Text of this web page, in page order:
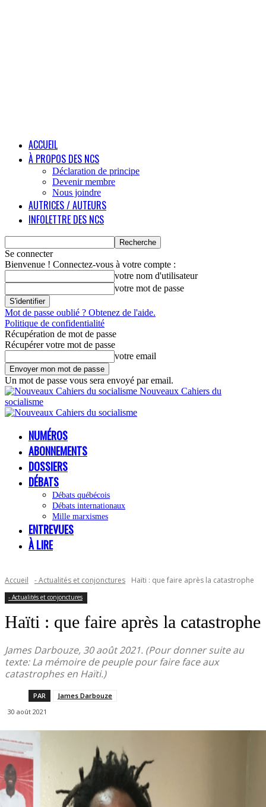
ACCUEIL
À PROPOS DES NCS
Déclaration de principe
Devenir membre
Nous joindre
AUTRICES / AUTEURS
INFOLETTRE DES NCS
Se connecter
Bienvenue ! Connectez-vous à votre compte :
votre nom d'utilisateur
votre mot de passe
Mot de passe oublié ? Obtenez de l'aide.
Politique de confidentialité
Récupération de mot de passe
Récupérer votre mot de passe
votre email
Un mot de passe vous sera envoyé par email.
Nouveaux Cahiers du
socialisme
NUMÉROS
ABONNEMENTS
DOSSIERS
DÉBATS
Débats québécois
Débats internationaux
Mille marxismes
ENTREVUES
À LIRE
Accueil - Actualités et conjonctures Haïti : que faire après la catastrophe
- Actualités et conjonctures
Haïti : que faire après la catastrophe
James Darbouze, 30 août 2021. (Pour donner suite au
texte: La mémoire de peuple pour faire face aux
catastrophes en Haïti.)
PAR
James Darbouze
30 août 2021